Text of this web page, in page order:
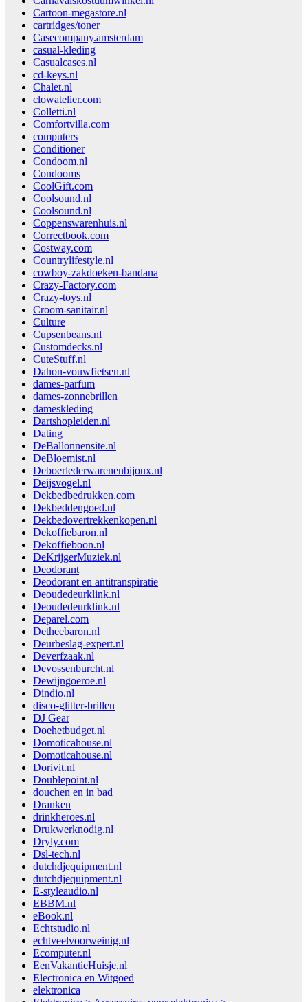
Cartoon-megastore.nl
cartridges/toner
Casecompany.amsterdam
casual-kleding
Casualcases.nl
cd-keys.nl
Chalet.nl
clowatelier.com
Colletti.nl
Comfortvilla.com
computers
Conditioner
Condoom.nl
Condooms
CoolGift.com
Coolsound.nl
Coolsound.nl
Coppenswarenhuis.nl
Correctbook.com
Costway.com
Countrylifestyle.nl
cowboy-zakdoeken-bandana
Crazy-Factory.com
Crazy-toys.nl
Croom-sanitair.nl
Culture
Cupsenbeans.nl
Customdecks.nl
CuteStuff.nl
Dahon-vouwfietsen.nl
dames-parfum
dames-zonnebrillen
dameskleding
Dartshopleiden.nl
Dating
DeBallonnensite.nl
DeBloemist.nl
Deboerlederwarenenbijoux.nl
Deijsvogel.nl
Dekbedbedrukken.com
Dekbeddengoed.nl
Dekbedovertrekkenkopen.nl
Dekoffiebaron.nl
Dekoffieboon.nl
DeKrijgerMuziek.nl
Deodorant
Deodorant en antitranspiratie
Deoudedeurklink.nl
Deoudedeurklink.nl
Deparel.com
Detheebaron.nl
Deurbeslag-expert.nl
Deverfzaak.nl
Devossenburcht.nl
Dewijngoeroe.nl
Dindio.nl
disco-glitter-brillen
DJ Gear
Doehetbudget.nl
Domoticahouse.nl
Domoticahouse.nl
Dorivit.nl
Doublepoint.nl
douchen en in bad
Dranken
drinkheroes.nl
Drukwerknodig.nl
Dryly.com
Dsl-tech.nl
dutchdjequipment.nl
dutchdjequipment.nl
E-styleaudio.nl
EBBM.nl
eBook.nl
Echtstudio.nl
echtveelvoorweinig.nl
Ecomputer.nl
EenVakantieHuisje.nl
Electronica en Witgoed
elektronica